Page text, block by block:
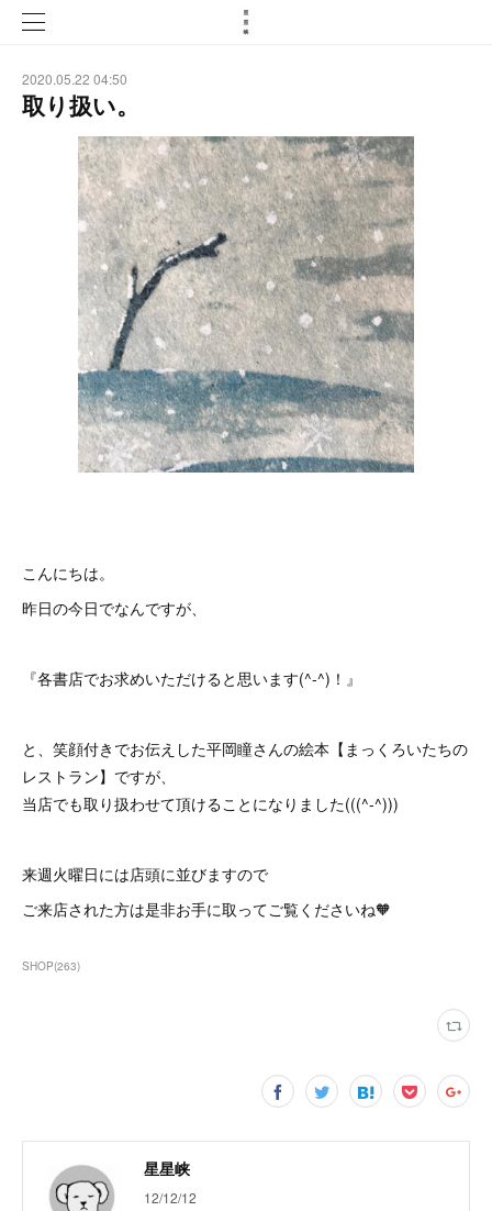
2020.05.22 04:50
取り扱い。
こんにちは。
昨日の今日でなんですが、
『各書店でお求めいただけると思います(^-^)！』
と、笑顔付きでお伝えした平岡瞳さんの絵本【まっくろいたちの
レストラン】ですが、
当店でも取り扱わせて頂けることになりました(((^-^)))
来週火曜日には店頭に並びますので
ご来店された方は是非お手に取ってご覧くださいね🧡
SHOP(263)
星星峡
12/12/12